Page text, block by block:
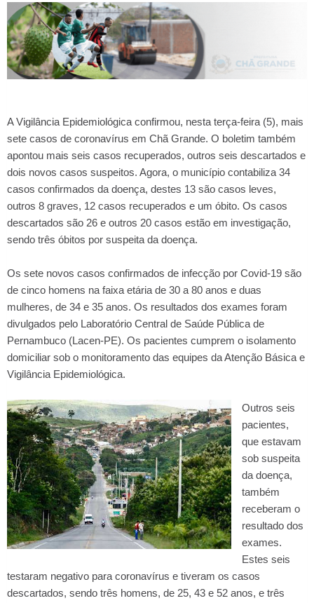
A Vigilância Epidemiológica confirmou, nesta terça-feira (5), mais
sete casos de coronavírus em Chã Grande. O boletim também
apontou mais seis casos recuperados, outros seis descartados e
dois novos casos suspeitos. Agora, o município contabiliza 34
casos confirmados da doença, destes 13 são casos leves,
outros 8 graves, 12 casos recuperados e um óbito. Os casos
descartados são 26 e outros 20 casos estão em investigação,
sendo três óbitos por suspeita da doença.
Os sete novos casos confirmados de infecção por Covid-19 são
de cinco homens na faixa etária de 30 a 80 anos e duas
mulheres, de 34 e 35 anos. Os resultados dos exames foram
divulgados pelo Laboratório Central de Saúde Pública de
Pernambuco (Lacen-PE). Os pacientes cumprem o isolamento
domiciliar sob o monitoramento das equipes da Atenção Básica e
Vigilância Epidemiológica.
Outros seis
pacientes,
que estavam
sob suspeita
da doença,
também
receberam o
resultado dos
exames.
Estes seis
testaram negativo para coronavírus e tiveram os casos
descartados, sendo três homens, de 25, 43 e 52 anos, e três